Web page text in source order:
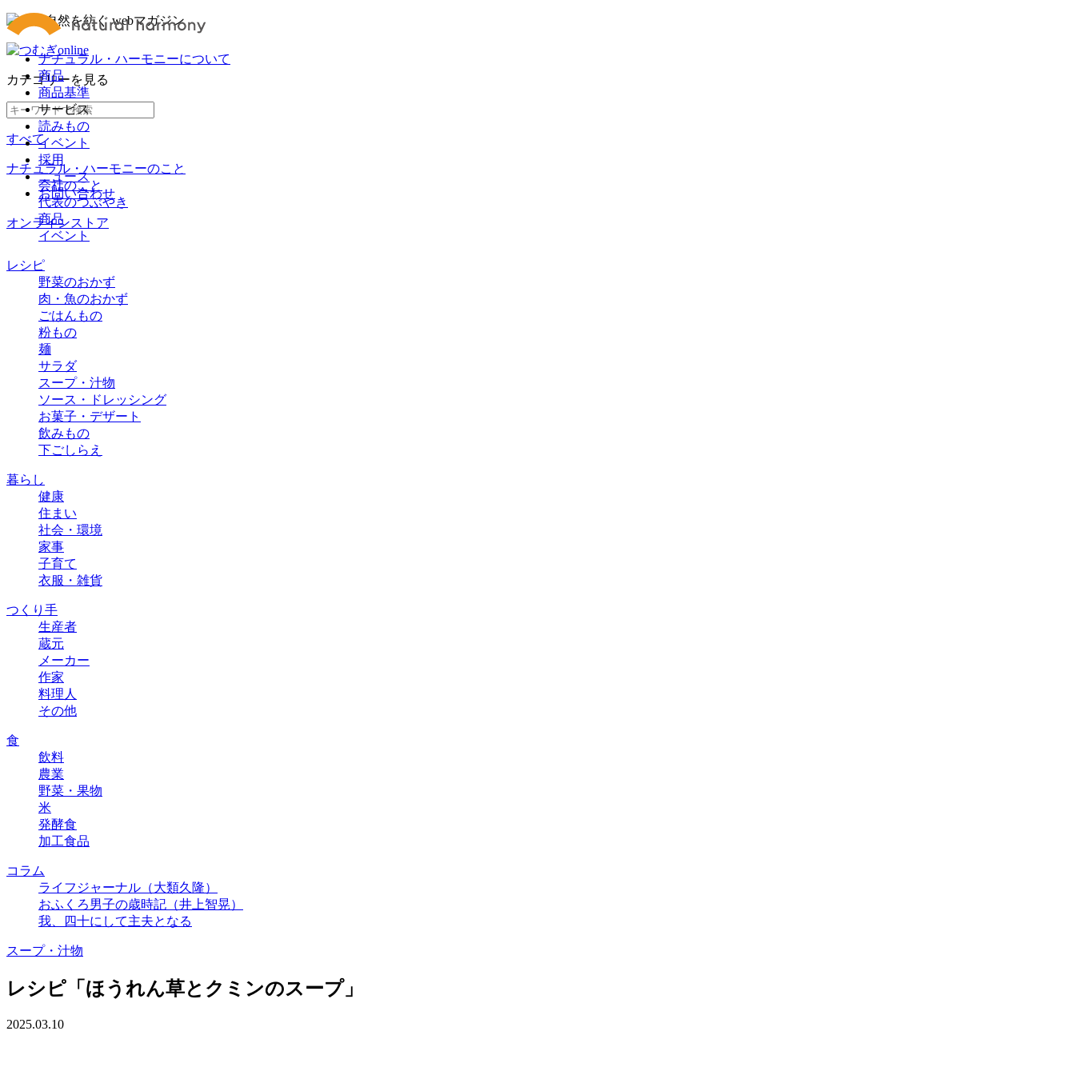
ナチュラル・ハーモニーについて
商品
商品基準
サービス
読みもの
イベント
採用
ニュース
お問い合わせ
オンラインストア
カテゴリーを見る
すべて
ナチュラル・ハーモニーのこと
会社のこと
代表のつぶやき
商品
イベント
レシピ
野菜のおかず
肉・魚のおかず
ごはんもの
粉もの
麺
サラダ
スープ・汁物
ソース・ドレッシング
お菓子・デザート
飲みもの
下ごしらえ
暮らし
健康
住まい
社会・環境
家事
子育て
衣服・雑貨
つくり手
生産者
蔵元
メーカー
作家
料理人
その他
食
飲料
農業
野菜・果物
米
発酵食
加工食品
コラム
ライフジャーナル（大類久隆）
おふくろ男子の歳時記（井上智晃）
我、四十にして主夫となる
スープ・汁物
レシピ「ほうれん草とクミンのスープ」
2025.03.10